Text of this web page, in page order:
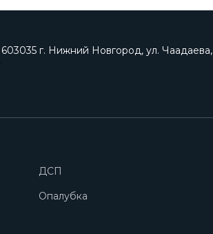
603035 г. Нижний Новгород, ул. Чаадаева,
ДСП
Опалубка